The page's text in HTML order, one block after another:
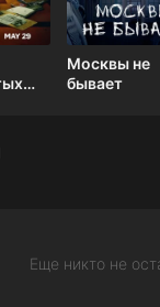
Москвы не
бывает
Еще никто не